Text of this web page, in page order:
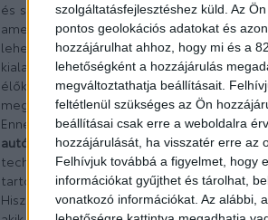
szolgáltatásfejlesztéshez küld. Az
pontos geolokációs adatokat és
hozzájárulhat ahhoz, hogy mi és a
lehetőségként a hozzájárulás
megváltoztathatja beállításait.
feltétlenül szükséges az Ön
beállításai csak erre a weboldalra
hozzájárulását, ha visszatér erre az
Felhívjuk továbbá a figyelmet, hogy
információkat gyűjthet és tárolhat,
vonatkozó információkat. Az alábbi,
és számos más aspektust is magukkal
amely minden érintett fél számára
lehetőségek sokszínűségét igyekszik
kialakítani, amelyről mindenki – fiatalok
élők, jómódúak és szerényebb
megfelelő megoldást tudja kiválasztani.
Ennek az összetett mátrixnak a
autógyártáseszköztárán (azaz a
technológiáknak, illetve
tartozik.
Hiszen mások az igényeik és